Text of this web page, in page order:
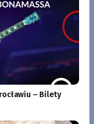
– Bilety